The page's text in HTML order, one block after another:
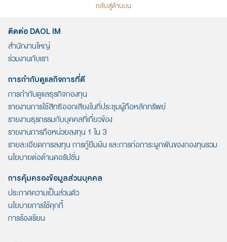
กลับสู่ด้านบน
ติดต่อ DAOL IM
สำนักงานใหญ่
ร่วมงานกับเรา
การกำกับดูแลกิจการที่ดี
การกำกับดูแลธุรกิจกองทุน
รายงานการใช้สิทธิออกเสียงในที่ประชุมผู้ถือหลักทรัพย์
รายงานธุรกรรมกับบุคคลที่เกี่ยวข้อง
รายงานการถือหน่วยลงทุน 1 ใน 3
รายละเอียดการลงทุน การกู้ยืมเงิน และการก่อภาระผูกพันของกองทุนรวม
นโยบายต่อต้านคอรัปชั่น
การคุ้มครองข้อมูลส่วนบุคคล
ประกาศความเป็นส่วนตัว
นโยบายการใช้คุกกี้
การร้องเรียน